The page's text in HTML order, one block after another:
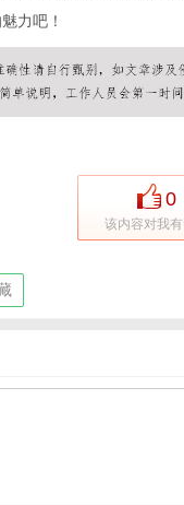
力吧！
0
该内容对我